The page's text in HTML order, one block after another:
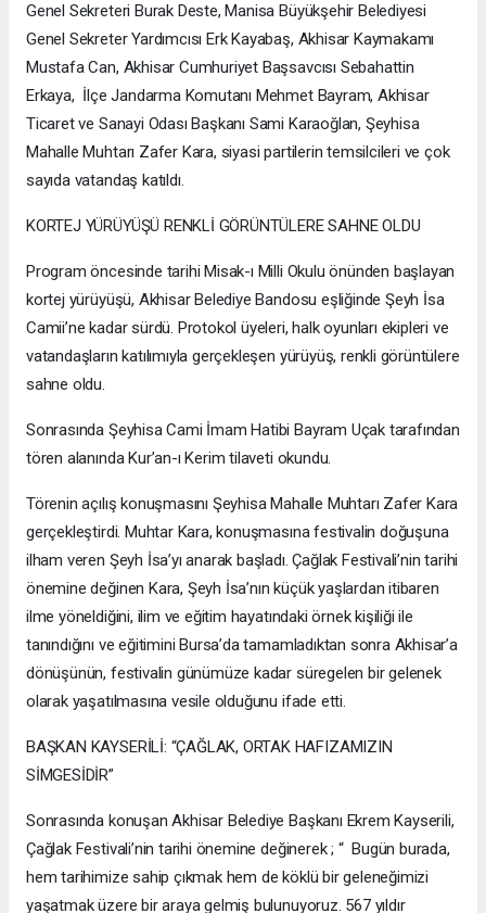
Genel Sekreteri Burak Deste, Manisa Büyükşehir Belediyesi
Genel Sekreter Yardımcısı Erk Kayabaş, Akhisar Kaymakamı
Mustafa Can, Akhisar Cumhuriyet Başsavcısı Sebahattin
Erkaya, İlçe Jandarma Komutanı Mehmet Bayram, Akhisar
Ticaret ve Sanayi Odası Başkanı Sami Karaoğlan, Şeyhisa
Mahalle Muhtarı Zafer Kara, siyasi partilerin temsilcileri ve çok
sayıda vatandaş katıldı.
KORTEJ YÜRÜYÜŞÜ RENKLİ GÖRÜNTÜLERE SAHNE OLDU
Program öncesinde tarihi Misak-ı Milli Okulu önünden başlayan
kortej yürüyüşü, Akhisar Belediye Bandosu eşliğinde Şeyh İsa
Camii’ne kadar sürdü. Protokol üyeleri, halk oyunları ekipleri ve
vatandaşların katılımıyla gerçekleşen yürüyüş, renkli görüntülere
sahne oldu.
Sonrasında Şeyhisa Cami İmam Hatibi Bayram Uçak tarafından
tören alanında Kur’an-ı Kerim tilaveti okundu.
Törenin açılış konuşmasını Şeyhisa Mahalle Muhtarı Zafer Kara
gerçekleştirdi. Muhtar Kara, konuşmasına festivalin doğuşuna
ilham veren Şeyh İsa’yı anarak başladı. Çağlak Festivali’nin tarihi
önemine değinen Kara, Şeyh İsa’nın küçük yaşlardan itibaren
ilme yöneldiğini, ilim ve eğitim hayatındaki örnek kişiliği ile
tanındığını ve eğitimini Bursa’da tamamladıktan sonra Akhisar’a
dönüşünün, festivalin günümüze kadar süregelen bir gelenek
olarak yaşatılmasına vesile olduğunu ifade etti.
BAŞKAN KAYSERİLİ: “ÇAĞLAK, ORTAK HAFIZAMIZIN
SİMGESİDİR”
Sonrasında konuşan Akhisar Belediye Başkanı Ekrem Kayserili,
Çağlak Festivali’nin tarihi önemine değinerek ; “ Bugün burada,
hem tarihimize sahip çıkmak hem de köklü bir geleneğimizi
yaşatmak üzere bir araya gelmiş bulunuyoruz. 567 yıldır